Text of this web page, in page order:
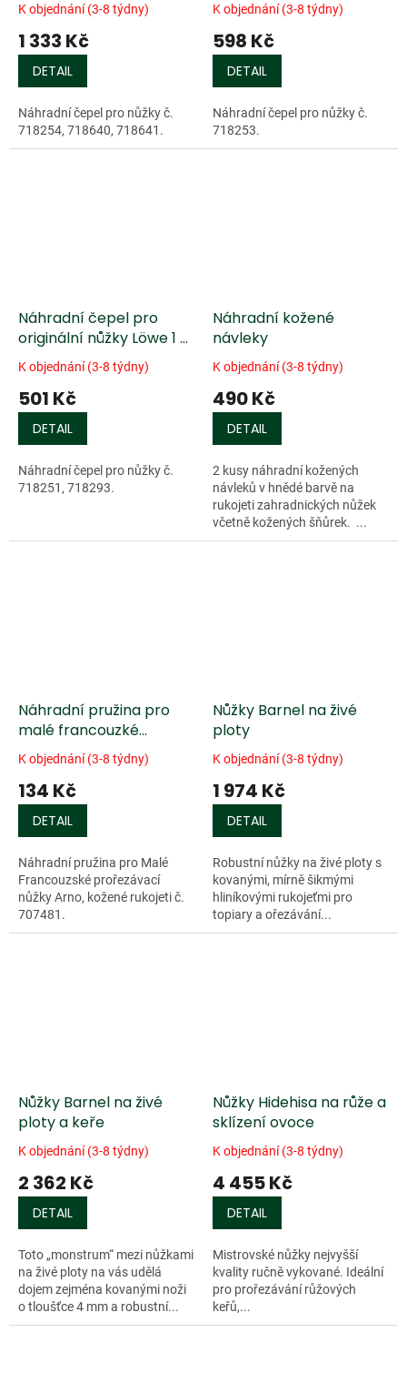
lovecké nůžky
K objednání (3-8 týdny)
1 333 Kč
DETAIL
Náhradní čepel pro nůžky č.
718254, 718640, 718641.
čepelí
K objednání (3-8 týdny)
598 Kč
DETAIL
Náhradní čepel pro nůžky č.
718253.
Náhradní čepel pro
originální nůžky Löwe 1 a
lovecké nůžky Löwe
K objednání (3-8 týdny)
501 Kč
DETAIL
Náhradní čepel pro nůžky č.
718251, 718293.
Náhradní kožené
návleky
K objednání (3-8 týdny)
490 Kč
DETAIL
2 kusy náhradní kožených
návleků v hnědé barvě na
rukojeti zahradnických nůžek
včetně kožených šňůrek. ...
Náhradní pružina pro
malé francouzké
prořezávací nůžky Arno
K objednání (3-8 týdny)
134 Kč
DETAIL
Náhradní pružina pro Malé
Francouzské prořezávací
nůžky Arno, kožené rukojeti č.
707481.
Nůžky Barnel na živé
ploty
K objednání (3-8 týdny)
1 974 Kč
DETAIL
Robustní nůžky na živé ploty s
kovanými, mírně šikmými
hliníkovými rukojeťmi pro
topiary a ořezávání...
Nůžky Barnel na živé
ploty a keře
K objednání (3-8 týdny)
2 362 Kč
DETAIL
Toto „monstrum“ mezi nůžkami
na živé ploty na vás udělá
dojem zejména kovanými noži
o tloušťce 4 mm a robustní...
Nůžky Hidehisa na růže a
sklízení ovoce
K objednání (3-8 týdny)
4 455 Kč
DETAIL
Mistrovské nůžky nejvyšší
kvality ručně vykované. Ideální
pro prořezávání růžových
keřů,...